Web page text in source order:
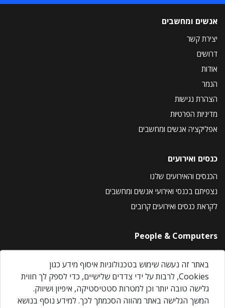
אנשים ומחשבים
יצירת קשר
דרושים
אודות
הנמר
הצהרת נגישות
מדיניות הפרטיות
אפליקציה אנשים ומחשבים
כנסים ואירועים
הכנסים והאירועים שלנו
נצפיתם בכנסי ואירועי אנשים ומחשבים
לקראת כנסים ואירועים קרובים
People & Computers
About Us
Privacy Policy
Contact Us
Our Events
באתר זה נעשה שימוש בטכנולוגיות איסוף מידע כגון
Cookies, לרבות על ידי צדדים שלישיים, כדי לספק לך חווית
גלישה טובה יותר וכן למטרות סטטיסטיקה, איפיון ושיווק.
המשך הגלישה באתר מהווה הסכמתך לכך. למידע נוסף בנושא